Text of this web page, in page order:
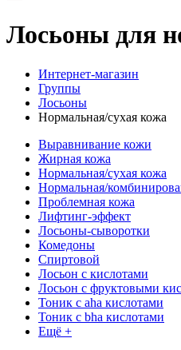
Лосьоны для
Интернет-магазин
Группы
Лосьоны
Нормальная/сухая кожа
Выравнивание кожи
Жирная кожа
Нормальная/сухая кожа
Нормальная/
Проблемная кожа
Лифтинг-эффект
Лосьоны-сыворотки
Комедоны
Спиртовой
Лосьон с кислотами
Лосьон с фруктовыми
Тоник с aha кислотами
Тоник с bha кислотами
Ещё +